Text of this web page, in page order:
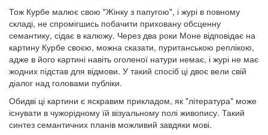
Тож Курбе малює свою "Жінку з папугою", і журі в повному
складі, не спромігшись побачити приховану обсценну
семантику, сідає в калюжу. Через два роки Моне відповідає на
картину Курбе своєю, можна сказати, пуританською реплікою,
адже в його картині навіть оголеної натури немає, і журі не має
жодних підстав для відмови. У такий спосіб ці двоє вели свій
діалог над головами публіки.
Обидві ці картини є яскравим прикладом, як "література" може
існувати в чужорідному їй візуальному полі живопису. Такий
синтез семантичних планів можливий завдяки мові.